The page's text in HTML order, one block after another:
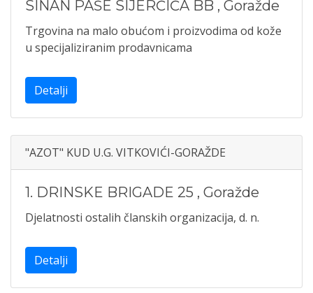
SINAN PAŠE SIJERČIĆA BB , Goražde
Trgovina na malo obućom i proizvodima od kože
u specijaliziranim prodavnicama
Detalji
"AZOT" KUD U.G. VITKOVIĆI-GORAŽDE
1. DRINSKE BRIGADE 25 , Goražde
Djelatnosti ostalih članskih organizacija, d. n.
Detalji